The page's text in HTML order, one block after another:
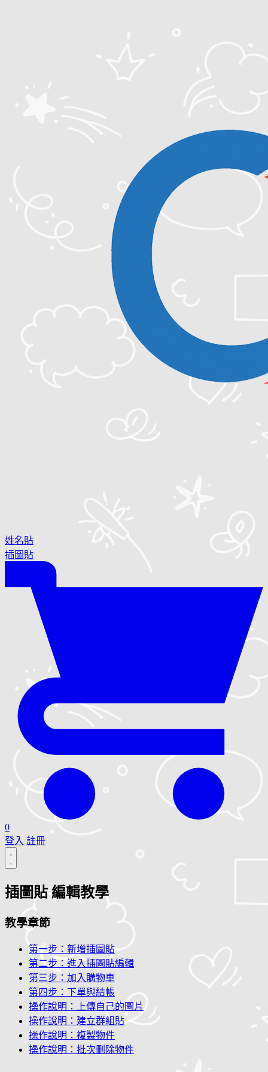
姓名貼
插圖貼
0
登入 註冊
插圖貼 編輯教學
教學章節
第一步：新增插圖貼
第二步：進入插圖貼編輯
第三步：加入購物車
第四步：下單與結帳
操作說明：上傳自己的圖片
操作說明：建立群組貼
操作說明：複製物件
操作說明：批次刪除物件